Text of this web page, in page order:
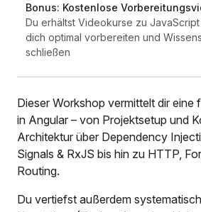
Bonus: Kostenlose
Du erhältst Videokurse zu
dich optimal vorbereiten und
schließen
Dieser Workshop vermittelt dir eine
in Angular – von Projektsetup und
Architektur über Dependency
Signals & RxJS bis hin zu HTTP,
Routing.
Du vertiefst außerdem